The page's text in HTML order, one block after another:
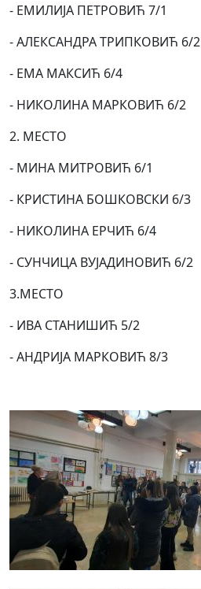
- ЕМИЛИЈА ПЕТРОВИЋ 7/1
- АЛЕКСАНДРА ТРИПКОВИЋ 6/2
- ЕМА МАКСИЋ 6/4
- НИКОЛИНА МАРКОВИЋ 6/2
2. МЕСТО
- МИНА МИТРОВИЋ 6/1
- КРИСТИНА БОШКОВСКИ 6/3
- НИКОЛИНА ЕРЧИЋ 6/4
- СУНЧИЦА ВУЈАДИНОВИЋ 6/2
3.МЕСТО
- ИВА СТАНИШИЋ 5/2
- АНДРИЈА МАРКОВИЋ 8/3